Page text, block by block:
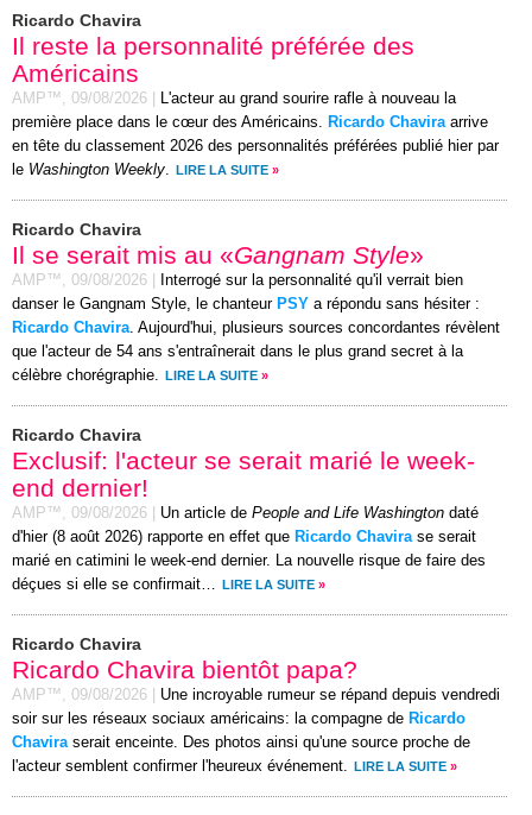
Ricardo Chavira
Il reste la personnalité préférée des
Américains
AMP™, 09/08/2026
L'acteur au grand sourire rafle à nouveau la
première place dans le cœur des Américains. Ricardo Chaviraarrive
en tête du classement 2026 des personnalités préférées publié hier par
le Washington Weekly. LIRE LA SUITE »
Ricardo Chavira
Il se serait mis au «Gangnam Style»
AMP™, 09/08/2026
Interrogé sur la personnalité qu'il verrait bien
danser le Gangnam Style, le chanteur PSY a répondu sans hésiter :
Ricardo Chavira. Aujourd'hui, plusieurs sources concordantes révèlent
que l'acteur de 54 ans s'entraînerait dans le plus grand secret à la
célèbre chorégraphie.
LIRE LA SUITE »
Ricardo Chavira
Exclusif: l'acteur se serait marié le week-
end dernier!
AMP™, 09/08/2026 Un article de People and Life Washington daté
d'hier (8 août 2026) rapporte en effet que Ricardo Chavirase serait
marié en catimini le week-end dernier. La nouvelle risque de faire des
déçues si elle se confirmait…
LIRE LA SUITE »
Ricardo Chavira
Ricardo Chavira bientôt papa?
AMP™, 09/08/2026
Une incroyable rumeur se répand depuis vendredi
soir sur les réseaux sociaux américains: la compagne de Ricardo
Chaviraserait enceinte. Des photos ainsi qu'une source proche de
l'acteur semblent confirmer l'heureux événement.
LIRE LA SUITE »